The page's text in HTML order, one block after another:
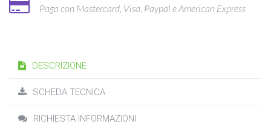
Paga con Mastercard, Visa, Paypal e American Express
DESCRIZIONE
SCHEDA TECNICA
RICHIESTA INFORMAZIONI